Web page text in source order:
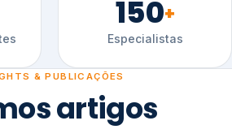
150+
Especialistas
& PUBLICAÇÕES
artigos